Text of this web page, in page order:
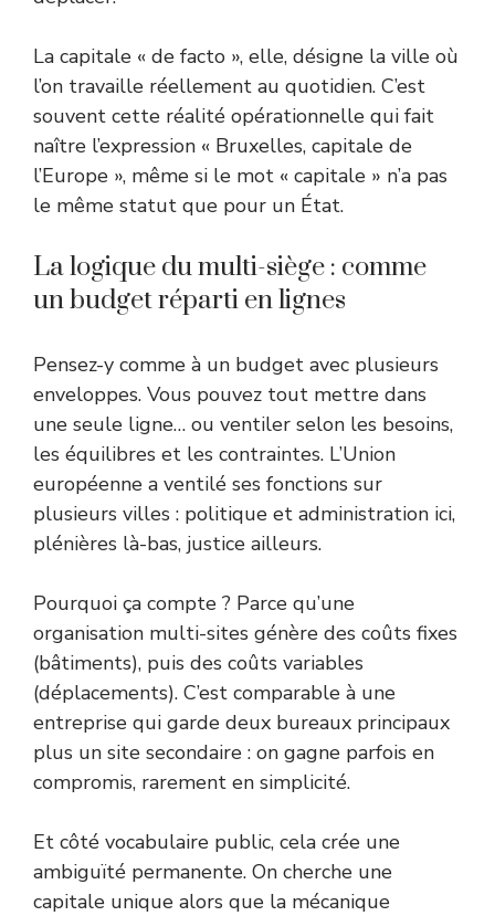
La capitale « de facto », elle, désigne la ville où
l’on travaille réellement au quotidien. C’est
souvent cette réalité opérationnelle qui fait
naître l’expression « Bruxelles, capitale de
l’Europe », même si le mot « capitale » n’a pas
le même statut que pour un État.
La logique du multi-siège : comme
un budget réparti en lignes
Pensez-y comme à un budget avec plusieurs
enveloppes. Vous pouvez tout mettre dans
une seule ligne… ou ventiler selon les besoins,
les équilibres et les contraintes. L’Union
européenne a ventilé ses fonctions sur
plusieurs villes : politique et administration ici,
plénières là-bas, justice ailleurs.
Pourquoi ça compte ? Parce qu’une
organisation multi-sites génère des coûts fixes
(bâtiments), puis des coûts variables
(déplacements). C’est comparable à une
entreprise qui garde deux bureaux principaux
plus un site secondaire : on gagne parfois en
compromis, rarement en simplicité.
Et côté vocabulaire public, cela crée une
ambiguïté permanente. On cherche une
capitale unique alors que la mécanique